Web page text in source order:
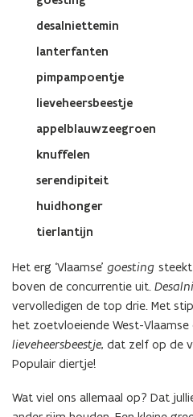
desalniettemin
lanterfanten
pimpampoentje
lieveheersbeestje
appelblauwzeegroen
knuffelen
serendipiteit
huidhonger
tierlantijn
Het erg ‘Vlaamse’ goesting
boven de concurrentie uit.
vervolledigen de top drie. Met
het zoetvloeiende West-
lieveheersbeestje, dat zelf op de
Populair diertje!
Wat viel ons allemaal op? Dat